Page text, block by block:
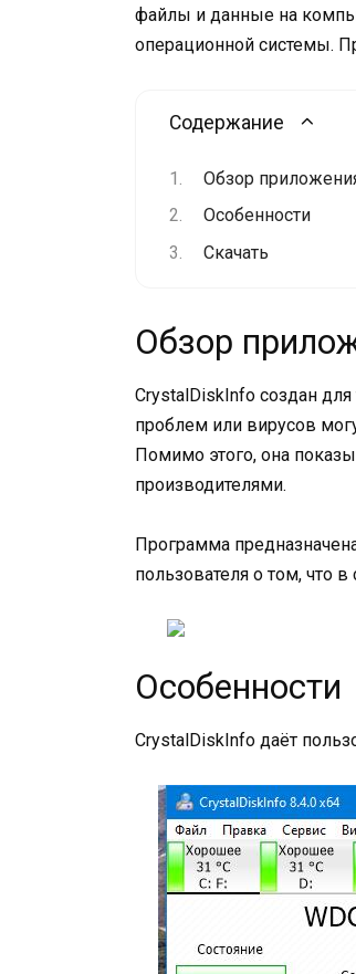
файлы и данные на
операционной системы.
Содержание
Обзор
Особенности
Скачать
Обзор
CrystalDiskInfo создан
проблем или вирусов
Помимо этого, она
производителями.
Программа
пользователя о том, что
Особенности
CrystalDiskInfo даёт